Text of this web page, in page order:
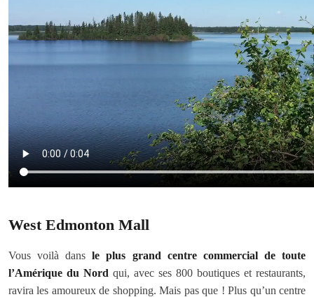
West Edmonton Mall
Vous voilà dansle plus grand centre commercial de toute
l’Amérique du Nord qui, avec ses 800 boutiques et restaurants,
ravira les amoureux de shopping. Mais pas que ! Plus qu’un centre